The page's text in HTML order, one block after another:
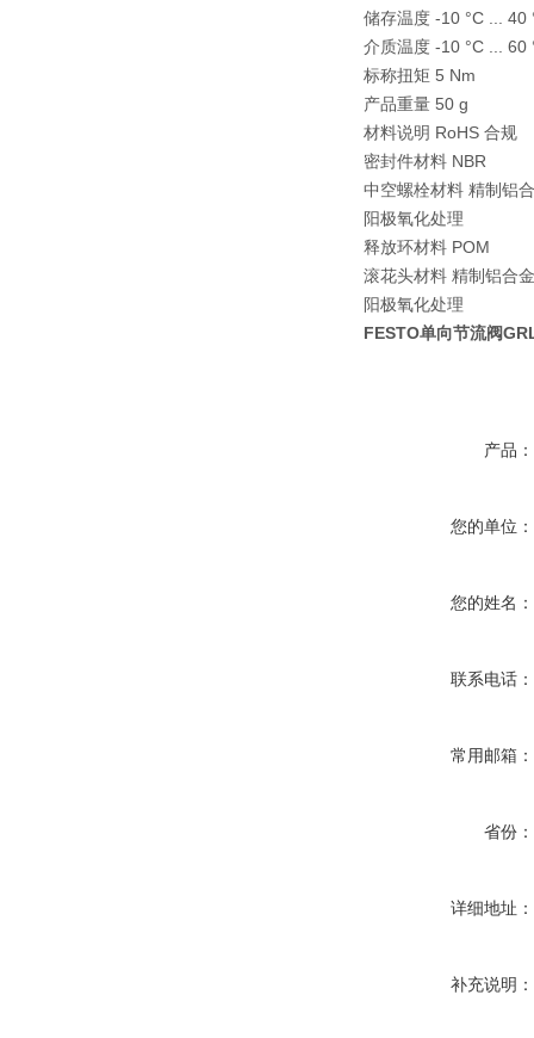
储存温度 -10 °C ... 40
介质温度 -10 °C ... 60
标称扭矩 5 Nm
产品重量 50 g
材料说明 RoHS 合规
密封件材料 NBR
中空螺栓材料 精制铝
阳极氧化处理
释放环材料 POM
滚花头材料 精制铝合金
阳极氧化处理
FESTO单向节流阀
产品：
您的单位：
您的姓名：
联系电话：
常用邮箱：
省份：
详细地址：
补充说明：